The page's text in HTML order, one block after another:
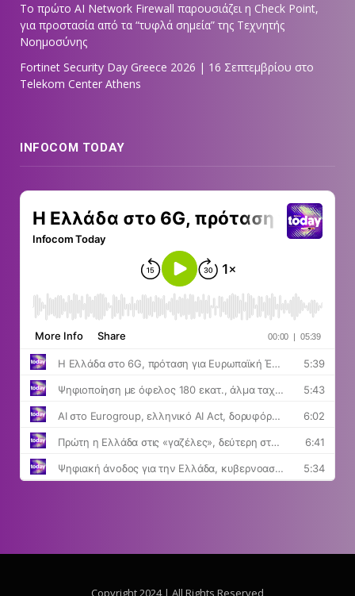
Tο πρώτο AI Network Firewall παρουσιάζει η Check Point,
για προστασία από τα “τυφλά σημεία” της Τεχνητής
Νοημοσύνης
Fortinet Security Day Greece 2026 | 16 Σεπτεμβρίου στο
Telekom Center Athens
INFOCOM TODAY